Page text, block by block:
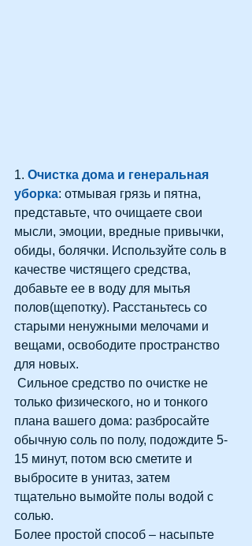
1. Очистка дома и генеральная
уборка: отмывая грязь и пятна,
представьте, что очищаете свои
мысли, эмоции, вредные привычки,
обиды, болячки. Используйте соль в
качестве чистящего средства,
добавьте ее в воду для мытья
полов(щепотку). Расстаньтесь со
старыми ненужными мелочами и
вещами, освободите пространство
для новых.
только физического, но и тонкого
плана вашего дома: разбросайте
обычную соль по полу, подождите 5-
15 минут, потом всю сметите и
выбросите в унитаз, затем
тщательно вымойте полы водой с
солью.
Более простой способ – насыпьте